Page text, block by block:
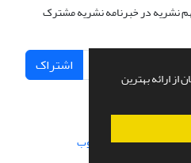
از ارائه بهترین
نشریه در خبرنامه نشریه مشترک
اشتراک
و پیاده سازی از سیناوب